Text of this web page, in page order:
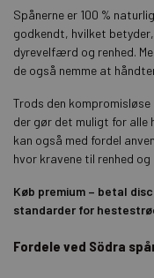
Spånerne er 100 %
godkendt, hvilket
dyrevelfærd og renhed.
de også nemme at
Trods den
der gør det muligt for alle
kan også med fordel
hvor kravene til renhed
Køb premium – betal
standarder for
Fordele ved Södra